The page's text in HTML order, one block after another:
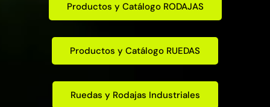
Productos y Catálogo RODAJAS
Productos y Catálogo RUEDAS
Ruedas y Rodajas Industriales